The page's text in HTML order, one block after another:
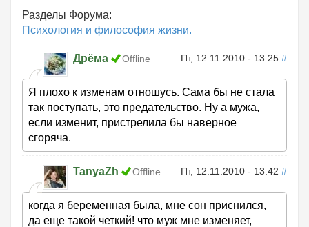
Разделы Форума:
Психология и философия жизни.
Дрёма Offline Пт, 12.11.2010 - 13:25 #
Я плохо к изменам отношусь. Сама бы не стала
так поступать, это предательство. Ну а мужа,
если изменит, пристрелила бы наверное
сгоряча.
TanyaZh Offline Пт, 12.11.2010 - 13:42 #
когда я беременная была, мне сон приснился,
да еще такой четкий! что муж мне изменяет,